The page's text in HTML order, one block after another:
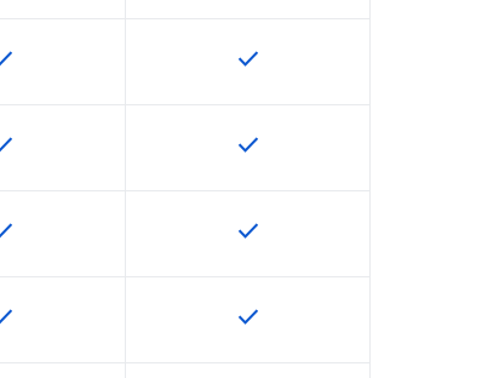
습니다.
기능은 SKU에서 사용할 수 있습니다.이 기능은 SKU에서 사용할
check
습니다.
기능은 SKU에서 사용할 수 있습니다.이 기능은 SKU에서 사용할
check
습니다.
기능은 SKU에서 사용할 수 있습니다.이 기능은 SKU에서 사용할
check
습니다.
기능은 SKU에서 사용할 수 있습니다.이 기능은 SKU에서 사용할
check